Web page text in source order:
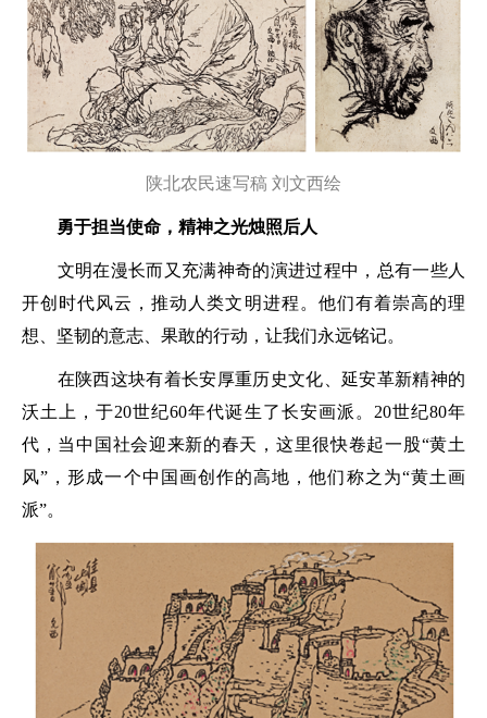
陕北农民速写稿 刘文西绘
勇于担当使命，精神之光烛照后人
文明在漫长而又充满神奇的演进过程中，总有一些人
开创时代风云，推动人类文明进程。他们有着崇高的理
想、坚韧的意志、果敢的行动，让我们永远铭记。
在陕西这块有着长安厚重历史文化、延安革新精神的
沃土上，于20世纪60年代诞生了长安画派。20世纪80年
代，当中国社会迎来新的春天，这里很快卷起一股“黄土
风”，形成一个中国画创作的高地，他们称之为“黄土画
派”。